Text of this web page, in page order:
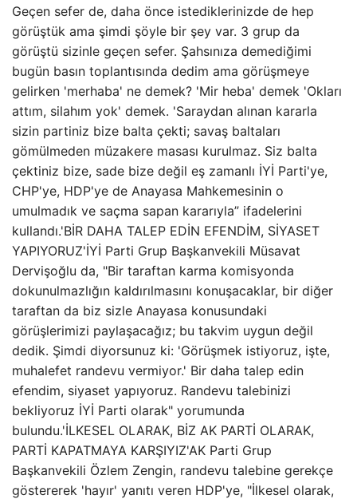
Geçen sefer de, daha önce istediklerinizde de hep
görüştük ama şimdi şöyle bir şey var. 3 grup da
görüştü sizinle geçen sefer. Şahsınıza demediğimi
bugün basın toplantısında dedim ama görüşmeye
gelirken 'merhaba' ne demek? 'Mir heba' demek 'Okları
attım, silahım yok' demek. 'Saraydan alınan kararla
sizin partiniz bize balta çekti; savaş baltaları
gömülmeden müzakere masası kurulmaz. Siz balta
çektiniz bize, sade bize değil eş zamanlı İYİ Parti'ye,
CHP'ye, HDP'ye de Anayasa Mahkemesinin o
umulmadık ve saçma sapan kararıyla” ifadelerini
kullandı.'BİR DAHA TALEP EDİN EFENDİM, SİYASET
YAPIYORUZ'İYİ Parti Grup Başkanvekili Müsavat
Dervişoğlu da, "Bir taraftan karma komisyonda
dokunulmazlığın kaldırılmasını konuşacaklar, bir diğer
taraftan da biz sizle Anayasa konusundaki
görüşlerimizi paylaşacağız; bu takvim uygun değil
dedik. Şimdi diyorsunuz ki: 'Görüşmek istiyoruz, işte,
muhalefet randevu vermiyor.' Bir daha talep edin
efendim, siyaset yapıyoruz. Randevu talebinizi
bekliyoruz İYİ Parti olarak" yorumunda
bulundu.'İLKESEL OLARAK, BİZ AK PARTİ OLARAK,
PARTİ KAPATMAYA KARŞIYIZ'AK Parti Grup
Başkanvekili Özlem Zengin, randevu talebine gerekçe
göstererek 'hayır' yanıtı veren HDP'ye, "İlkesel olarak,